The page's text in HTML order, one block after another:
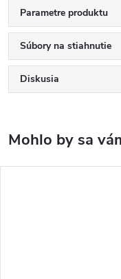
Parametre produktu
Súbory na stiahnutie
Diskusia